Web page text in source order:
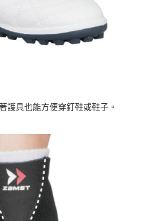
護具也能方便穿釘鞋或鞋子。